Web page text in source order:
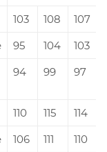
103 108 107
95 104 103
94 99 97
110 115 114
106 111 110